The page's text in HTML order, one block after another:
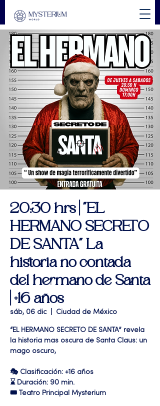
20:30 hrs | "EL
HERMANO SECRETO
DE SANTA" La
historia no contada
del hermano de Santa
| +16 años
sáb, 06 dic
  |
Ciudad de México
“EL HERMANO SECRETO DE SANTA” revela
la historia mas oscura de Santa Claus: un
mago oscuro,
🎭 Clasificación: +16 años
⌛ Duración: 90 min.
🎟 Teatro Principal Mysterium